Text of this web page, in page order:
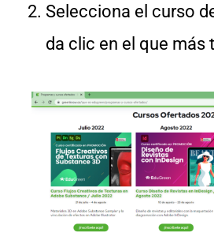
Selecciona el curso
da clic en el que más